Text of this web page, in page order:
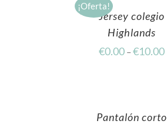
¡Oferta!
Jersey colegio
Highlands
€0.00 – €10.00
Pantalón corto